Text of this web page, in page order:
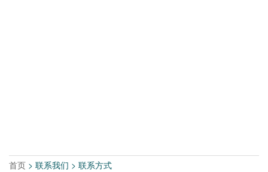
首页 > 联系我们 > 联系方式